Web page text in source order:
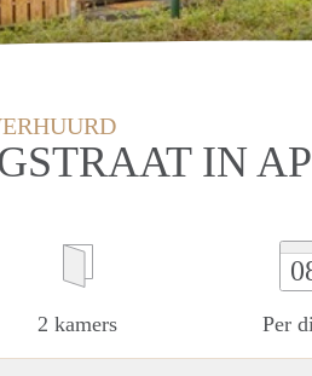
IN
2 kamers Per